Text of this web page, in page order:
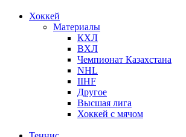
Хоккей
Материалы
КХЛ
ВХЛ
Чемпионат Казахстана
NHL
IIHF
Другое
Высшая лига
Хоккей с мячом